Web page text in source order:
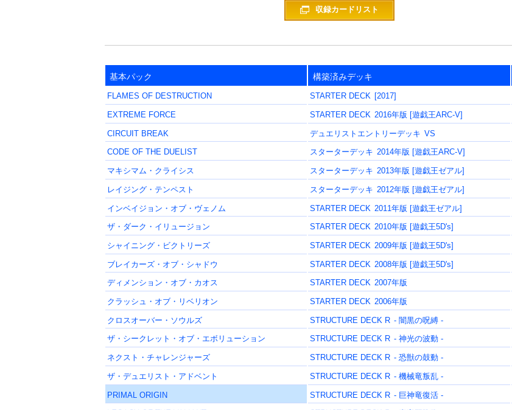
収録カードリスト
基本パック
FLAMES OF DESTRUCTION
EXTREME FORCE
CIRCUIT BREAK
CODE OF THE DUELIST
マキシマム・クライシス
レイジング・テンペスト
インベイジョン・オブ・ヴェノム
ザ・ダーク・イリュージョン
シャイニング・ビクトリーズ
ブレイカーズ・オブ・シャドウ
ディメンション・オブ・カオス
クラッシュ・オブ・リベリオン
クロスオーバー・ソウルズ
ザ・シークレット・オブ・エボリューション
ネクスト・チャレンジャーズ
ザ・デュエリスト・アドベント
PRIMAL ORIGIN
構築済みデッキ
STARTER DECK [2017]
STARTER DECK 2016年版 [遊戯王ARC-V]
デュエリストエントリーデッキ VS
スターターデッキ 2014年版 [遊戯王ARC-V]
スターターデッキ 2013年版 [遊戯王ゼアル]
スターターデッキ 2012年版 [遊戯王ゼアル]
STARTER DECK 2011年版 [遊戯王ゼアル]
STARTER DECK 2010年版 [遊戯王5D's]
STARTER DECK 2009年版 [遊戯王5D's]
STARTER DECK 2008年版 [遊戯王5D's]
STARTER DECK 2007年版
STARTER DECK 2006年版
STRUCTURE DECK R - 闇黒の呪縛 -
STRUCTURE DECK R - 神光の波動 -
STRUCTURE DECK R - 恐獣の鼓動 -
STRUCTURE DECK R - 機械竜叛乱 -
STRUCTURE DECK R - 巨神竜復活 -